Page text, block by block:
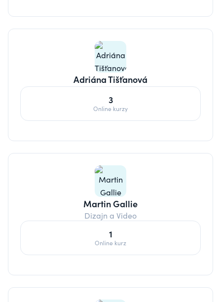
Adriána Tišťanová
3
Online kurzy
Martin Gallie
Dizajn a Video
1
Online kurz